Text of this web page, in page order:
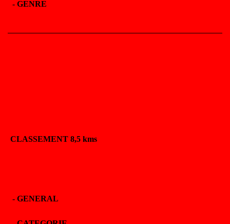
- GENRE
CLASSEMENT 8,5 kms
- GENERAL